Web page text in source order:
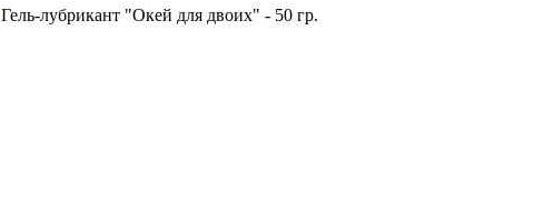
Гель-лубрикант "Окей для двоих" - 50 гр.